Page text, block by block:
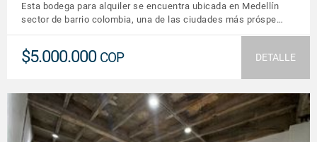
Esta bodega para alquiler se encuentra ubicada en Medellín
sector de barrio colombia, una de las ciudades más próspe…
$5.000.000 COP DETALLE